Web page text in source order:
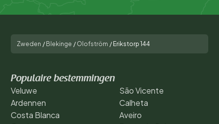
Zweden / Blekinge / Olofström / Erikstorp 144
Populaire bestemmingen
Veluwe
Ardennen
Costa Blanca
São Vicente
Calheta
Aveiro